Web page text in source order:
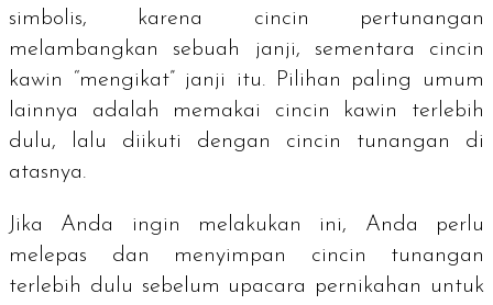
simbolis, karena cincin pertunangan
melambangkan sebuah janji, sementara cincin
kawin “mengikat” janji itu. Pilihan paling umum
lainnya adalah memakai cincin kawin terlebih
dulu, lalu diikuti dengan cincin tunangan di
atasnya.
Jika Anda ingin melakukan ini, Anda perlu
melepas dan menyimpan cincin tunangan
terlebih dulu sebelum upacara pernikahan untuk